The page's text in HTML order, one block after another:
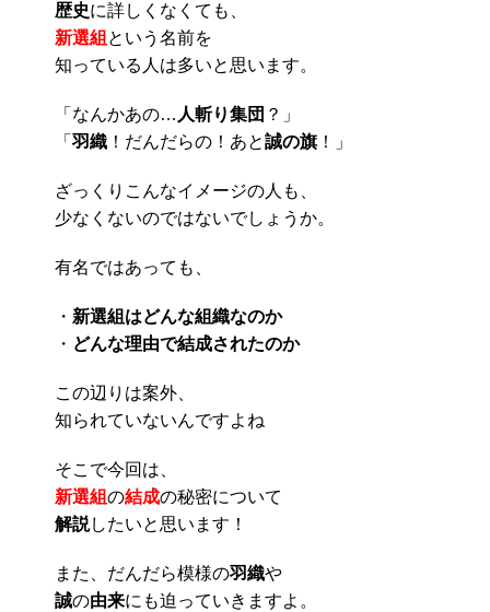
歴史に詳しくなくても、
新選組 という名前を
知っている人は多いと思います。
「なんかあの… 人斬り集団 ？」
「 羽織 ！だんだらの！あと誠の旗！」
ざっくりこんなイメージの人も、
少なくないのではないでしょうか。
有名ではあっても、
・ 新選組はどんな組織なのか
・ どんな理由で結成されたのか
この辺りは案外、
知られていないんですよね
そこで今回は、
新選組の結成の秘密について
解説したいと思います！
また、だんだら模様の羽織や
誠の由来にも迫っていきますよ。